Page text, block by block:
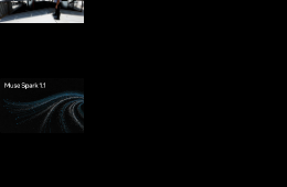
AI Meta Ikut Disorot